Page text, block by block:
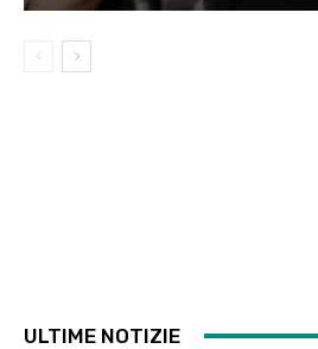
ULTIME NOTIZIE